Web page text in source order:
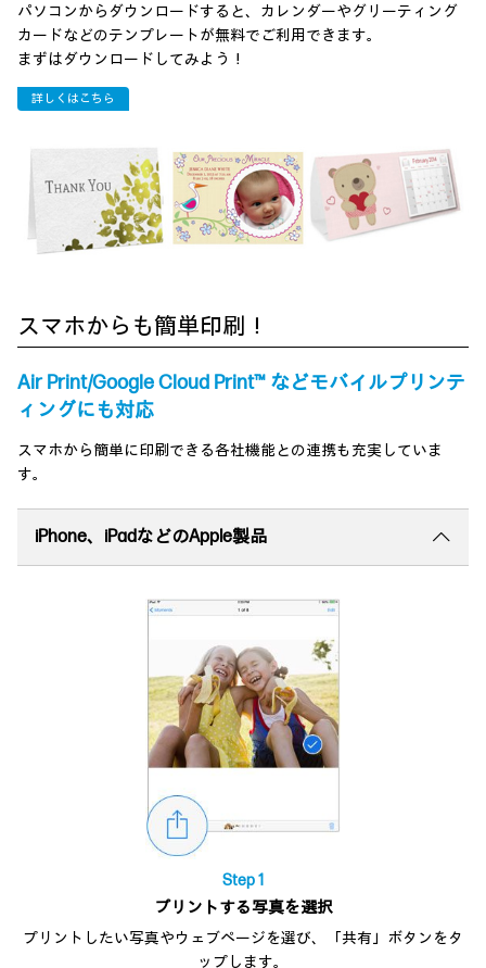
パソコンからダウンロードすると、カレンダーやグリーティング
カードなどのテンプレートが無料でご利用できます。
まずはダウンロードしてみよう！
詳しくはこちら
スマホからも簡単印刷！
Air Print/Google Cloud Print™ などモバイルプリンテ
ィングにも対応
スマホから簡単に印刷できる各社機能との連携も充実していま
す。
iPhone、iPadなどのApple製品
Step 1
プリントする写真を選択
プリントしたい写真やウェブページを選び、「共有」ボタンをタ
ップします。